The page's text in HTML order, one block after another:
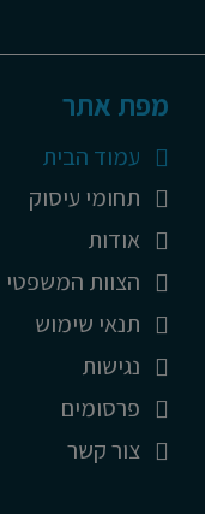
מפת אתר
עמוד הבית
תחומי עיסוק
אודות
הצוות המשפטי
תנאי שימוש
נגישות
פרסומים
צור קשר